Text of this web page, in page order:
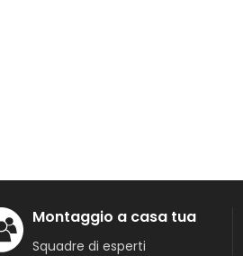
Montaggio a casa tua
Squadre di esperti